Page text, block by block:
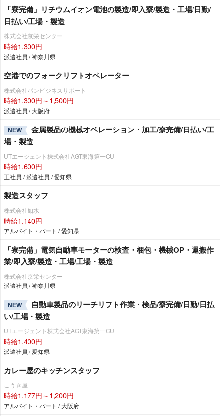
「寮完備」リチウムイオン電池の製造/即入寮/製造・工場/日勤/
日払い/工場・製造
株式会社京栄センター
時給1,300円
派遣社員 / 神奈川県
空港でのフォークリフトオペレーター
株式会社パンビジネスサポート
時給1,300円～1,500円
派遣社員 / 大阪府
NEW
金属製品の機械オペレーション・加工/寮完備/日払い/工
場・製造
UTエージェント株式会社AGT東海第一CU
時給1,600円
正社員 / 派遣社員 / 愛知県
製造スタッフ
株式会社如水
時給1,140円
アルバイト・パート / 愛知県
「寮完備」電気自動車モーターの検査・梱包・機械OP・運搬作
業/即入寮/製造・工場/工場・製造
株式会社京栄センター
派遣社員 / 神奈川県
NEW
自動車製品のリーチリフト作業・検品/寮完備/日勤/日払
い/工場・製造
UTエージェント株式会社AGT東海第一CU
時給1,400円
派遣社員 / 愛知県
カレー屋のキッチンスタッフ
こうき屋
時給1,177円～1,200円
アルバイト・パート / 大阪府